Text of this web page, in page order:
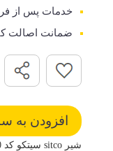
خدمات پس از
ضمانت اصالت